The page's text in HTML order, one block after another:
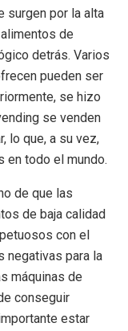
surgen por la alta
de
detrás. Varios
pueden ser
se hizo
se venden
lo que, a su vez,
en todo el mundo.
de que las
de baja calidad
con el
negativas para la
máquinas de
conseguir
estar